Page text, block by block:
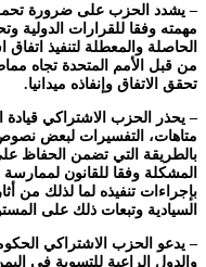
– يشدد الحزب على ضرورة تحمل
مهمته وفقا للقرارات الدولية
الحاصلة والمعطلة لتنفيذ
من قبل الأمم المتحدة تجاه
تحقق الاتفاق وإنفاذه ميدانيا.
– يحذر الحزب الاشتراكي
متاهات، التفسيرات لبعض نصوص
بالطريقة التي تضمن الحفاظ
المشكلة وفقا للقانون لممارسة
بإجراءات تنفيذه لما لذلك من
السيادية وتبعات ذلك على
– يدعو الحزب الاشتراكي
والدول الراعية للتسوية في